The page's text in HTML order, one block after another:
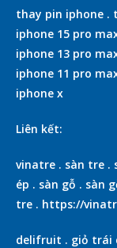
thay pin iphone .
iphone 15 pro
iphone 13 pro
iphone 11 pro
iphone x
Liên kết:
vinatre . sàn tre .
ép . sàn gỗ . sàn
tre . https://
delifruit . giỏ trái